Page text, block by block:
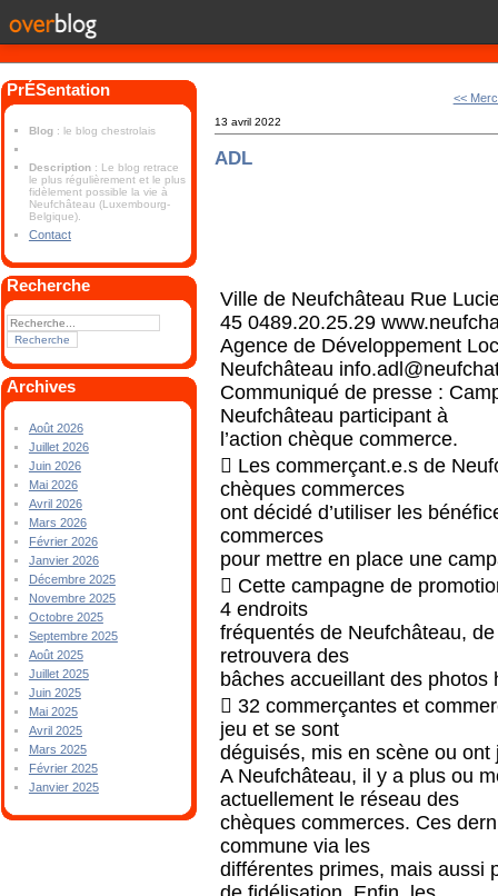
PrÉSentation
Blog : le blog chestrolais
Description : Le blog retrace
le plus régulièrement et le plus
fidèlement possible la vie à
Neufchâteau (Luxembourg-
Belgique).
Contact
Recherche
Archives
Août 2026
Juillet 2026
Juin 2026
Mai 2026
Avril 2026
Mars 2026
Février 2026
Janvier 2026
Décembre 2025
Novembre 2025
Octobre 2025
Septembre 2025
Août 2025
Juillet 2025
Juin 2025
Mai 2025
Avril 2025
Mars 2025
Février 2025
Janvier 2025
<<
13 avril 2022
ADL
Ville de Neufchâteau Rue
45 0489.20.25.29
Agence de Développement
Neufchâteau
Communiqué de presse :
Neufchâteau participant à
l’action chèque commerce.
 Les commerçant.e.s de
chèques commerces
ont décidé d’utiliser les
commerces
pour mettre en place une
 Cette campagne de
4 endroits
fréquentés de Neufchâteau,
retrouvera des
bâches accueillant des
 32 commerçantes et
jeu et se sont
déguisés, mis en scène ou ont
A Neufchâteau, il y a plus ou
actuellement le réseau des
chèques commerces. Ces
commune via les
différentes primes, mais aussi